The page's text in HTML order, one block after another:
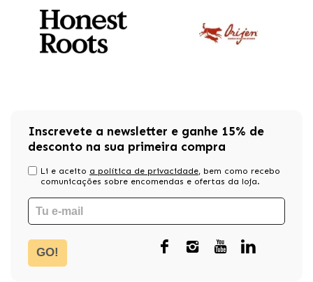
Inscrevete a newsletter e ganhe 15% de
desconto na sua primeira compra
Li e aceito a política de privacidade, bem como recebo
comunicações sobre encomendas e ofertas da loja.
GO!